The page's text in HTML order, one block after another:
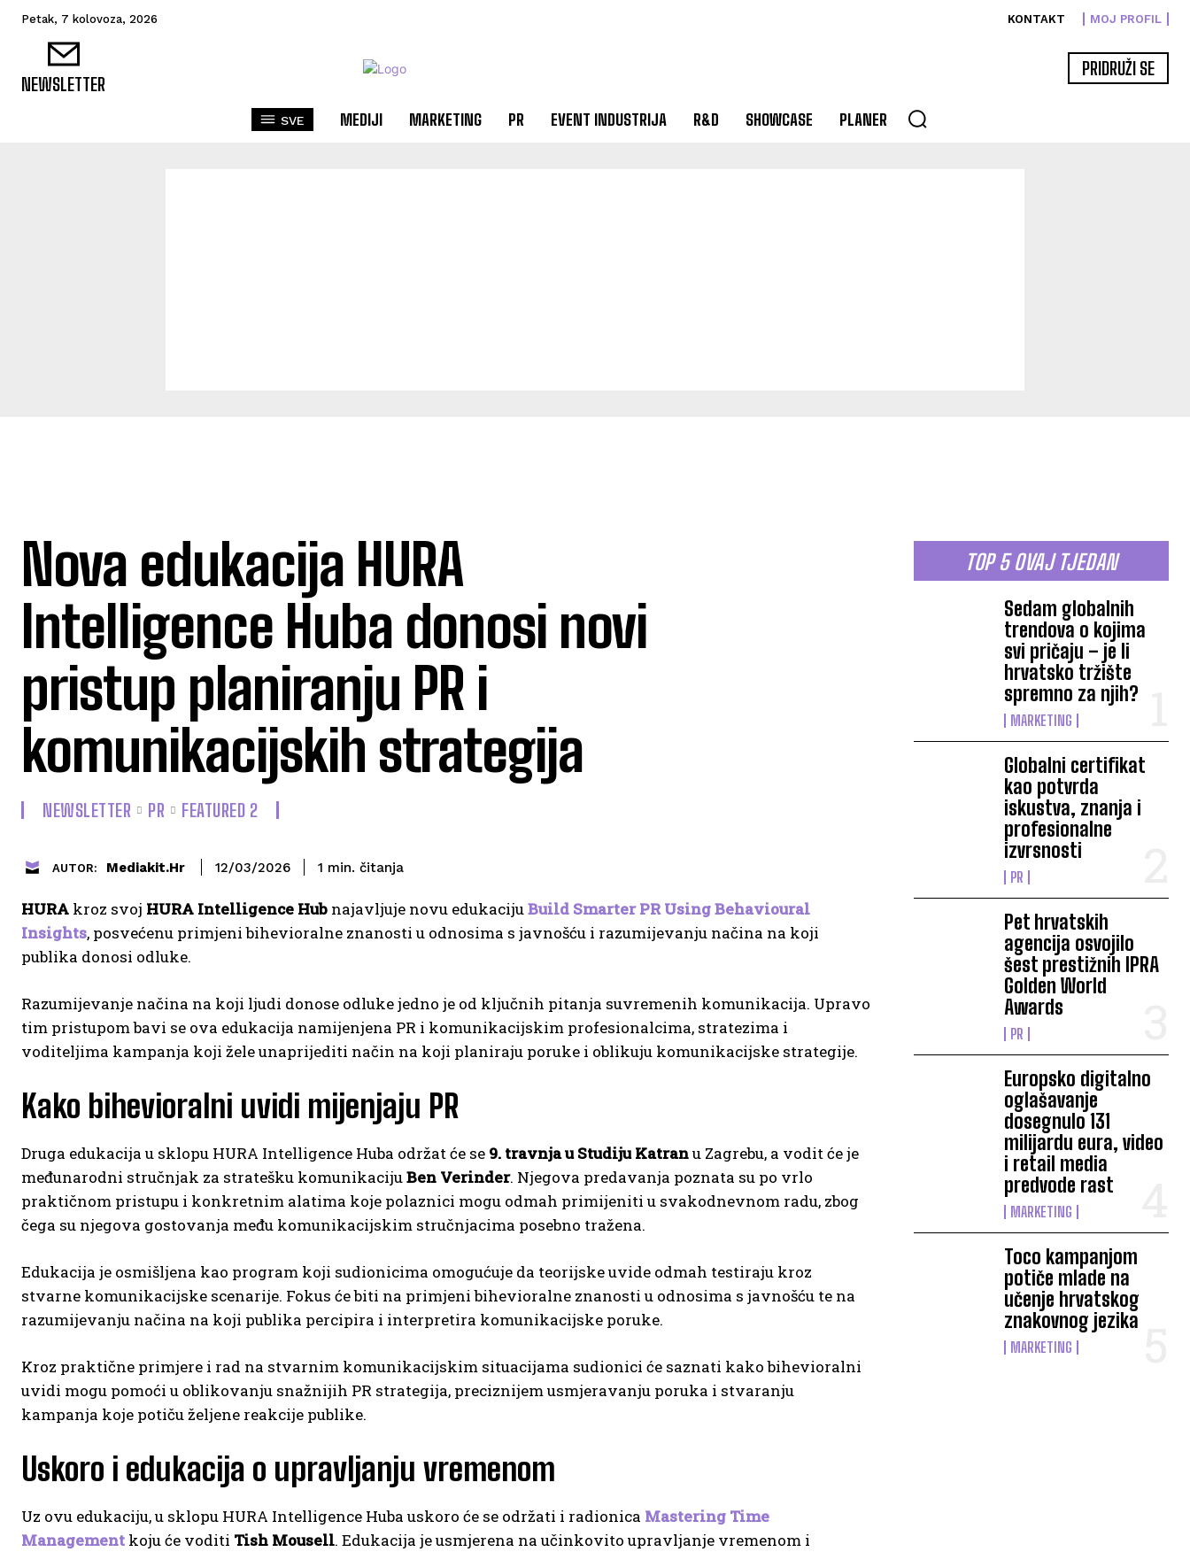
Petak, 7 kolovoza, 2026 KONTAKT MOJ PROFIL
NEWSLETTER
PRIDRUŽI SE
SVE MEDIJI MARKETING PR EVENT INDUSTRIJA R&D SHOWCASE PLANER
Nova edukacija HURA
Intelligence Huba donosi novi
pristup planiranju PR i
komunikacijskih strategija
NEWSLETTER PR FEATURED 2
AUTOR: Mediakit.hr 12/03/2026 1 min. čitanja
HURA kroz svoj HURA Intelligence Hub najavljuje novu edukacijuBuild Smarter PR Using Behavioural
Insights, posvećenu primjeni bihevioralne znanosti u odnosima s javnošću i razumijevanju načina na koji
publika donosi odluke.
Razumijevanje načina na koji ljudi donose odluke jedno je od ključnih pitanja suvremenih komunikacija. Upravo
tim pristupom bavi se ova edukacija namijenjena PR i komunikacijskim profesionalcima, stratezima i
voditeljima kampanja koji žele unaprijediti način na koji planiraju poruke i oblikuju komunikacijske strategije.
Kako bihevioralni uvidi mijenjaju PR
Druga edukacija u sklopu HURA Intelligence Huba održat će se 9. travnja u Studiju Katranu Zagrebu, a vodit će je
međunarodni stručnjak za stratešku komunikacijuBen Verinder. Njegova predavanja poznata su po vrlo
praktičnom pristupu i konkretnim alatima koje polaznici mogu odmah primijeniti u svakodnevnom radu, zbog
čega su njegova gostovanja među komunikacijskim stručnjacima posebno tražena.
Edukacija je osmišljena kao program koji sudionicima omogućuje da teorijske uvide odmah testiraju kroz
stvarne komunikacijske scenarije. Fokus će biti na primjeni bihevioralne znanosti u odnosima s javnošću te na
razumijevanju načina na koji publika percipira i interpretira komunikacijske poruke.
Kroz praktične primjere i rad na stvarnim komunikacijskim situacijama sudionici će saznati kako bihevioralni
uvidi mogu pomoći u oblikovanju snažnijih PR strategija, preciznijem usmjeravanju poruka i stvaranju
kampanja koje potiču željene reakcije publike.
Uskoro i edukacija o upravljanju vremenom
Uz ovu edukaciju, u sklopu HURA Intelligence Huba uskoro će se održati i radionica Mastering Time
Management koju će voditi Tish Mousell. Edukacija je usmjerena na učinkovito upravljanje vremenom i
TOP 5 OVAJ TJEDAN
Sedam globalnih
trendova o kojima
svi pričaju – je li
hrvatsko tržište
spremno za njih?
MARKETING
Globalni certifikat
kao potvrda
iskustva, znanja i
profesionalne
izvrsnosti
PR
Pet hrvatskih
agencija osvojilo
šest prestižnih IPRA
Golden World
Awards
PR
Europsko digitalno
oglašavanje
dosegnulo 131
milijardu eura, video
i retail media
predvode rast
MARKETING
Toco kampanjom
potiče mlade na
učenje hrvatskog
znakovnog jezika
MARKETING